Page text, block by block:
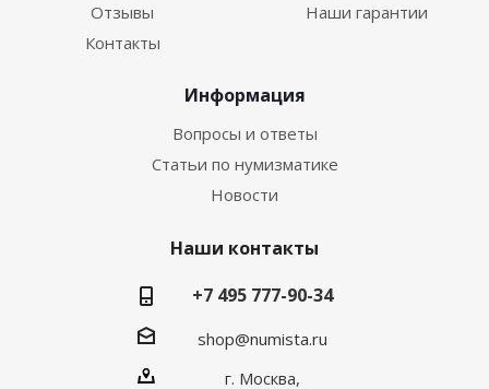
Отзывы
Контакты
Наши гарантии
Информация
Вопросы и ответы
Статьи по нумизматике
Новости
Наши контакты
+7 495 777-90-34
shop@numista.ru
г. Москва,